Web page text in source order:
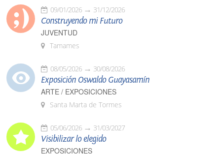
09/01/2026 31/12/2026
Construyendo mi Futuro
JUVENTUD
Tamames
08/05/2026 30/08/2026
Exposición Oswaldo Guayasamín
ARTE / EXPOSICIONES
Santa Marta de Tormes
05/06/2026 31/03/2027
Visibilizar lo elegido
EXPOSICIONES